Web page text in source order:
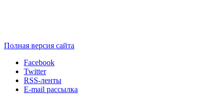
Полная версия сайта
Facebook
Twitter
RSS-ленты
E-mail рассылка